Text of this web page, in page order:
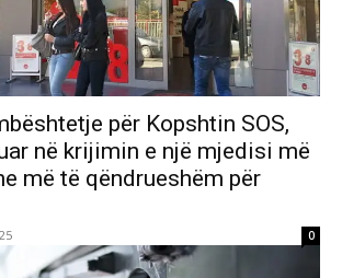
për Kopshtin SOS,
në krijimin e një mjedisi më
më të qëndrueshëm për
0